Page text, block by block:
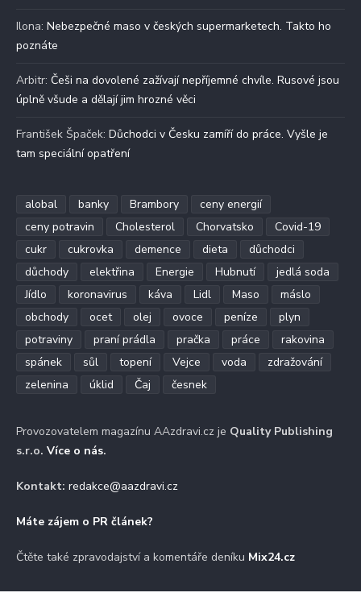
Ilona: Nebezpečné maso v českých supermarketech. Takto ho
poznáte
Arbitr: Češi na dovolené zažívají nepříjemné chvíle. Rusové jsou
úplně všude a dělají jim hrozné věci
František Špaček: Důchodci v Česku zamíří do práce. Vyšle je
tam speciální opatření
alobal banky Brambory
ceny energií
ceny potravin
Cholesterol Chorvatsko
Covid-19
cukr
cukrovka demence dieta
důchodci
důchody
elektřina Energie Hubnutí
jedlá soda
Jídlo
koronavirus káva Lidl Maso
máslo
obchody
ocet olej ovoce peníze
plyn
potraviny
praní prádla pračka práce
rakovina
spánek
sůl topení Vejce voda
zdražování
zelenina
úklid Čaj česnek
Provozovatelem magazínu AAzdravi.cz je Quality Publishing
s.r.o. Více o nás.
Kontakt: redakce@aazdravi.cz
Máte zájem o PR článek?
Čtěte také zpravodajství a komentáře deníku Mix24.cz